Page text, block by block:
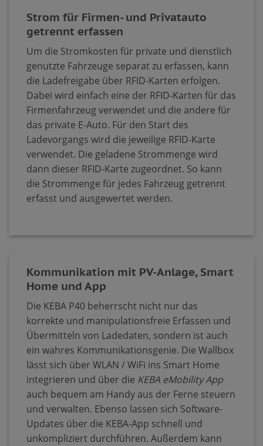
Strom für Firmen- und Privatauto
getrennt erfassen
Um die Stromkosten für private und dienstlich
genutzte Fahrzeuge separat zu erfassen, kann
die Ladefreigabe über RFID-Karten erfolgen.
Dabei wird einfach eine der RFID-Karten für das
Firmenfahrzeug verwendet und die andere für
das private E-Auto. Für den Start des
Ladevorgangs wird die jeweilige RFID-Karte
verwendet. Die geladene Strommenge wird
dann dieser RFID-Karte zugeordnet. So kann
die Strommenge für jedes Fahrzeug getrennt
erfasst und ausgewertet werden.
Kommunikation mit PV-Anlage, Smart
Home und App
Die KEBA P40 beherrscht nicht nur das
korrekte und manipulationsfreie Erfassen und
Übermitteln von Ladedaten, sondern ist auch
ein wahres Kommunikationsgenie. Die Wallbox
lässt sich über WLAN / WiFi ins Smart Home
integrieren und über die KEBA eMobility App
auch bequem am Handy aus der Ferne steuern
und verwalten. Ebenso lassen sich Software-
Updates über die KEBA-App schnell und
unkompliziert durchführen. Außerdem kann